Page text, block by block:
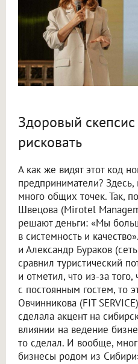
Здоровый скепсис
рисковать
А как же видят этот код
предприниматели?
много общих точек. Так,
Швецова (Mirotel
решают деньги: «Мы
в системность и
и Александр Бураков
сравнил туристический
и отметил, что из-за того,
с постоянным гостем, то
Овчинникова (FIT
сделала акцент на
влиянии на ведение
то сделал. И вообще,
бизнесы родом из